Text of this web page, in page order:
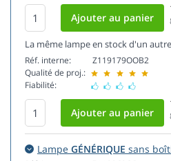
La même lampe en stock d'un
Réf. interne:
Qualité de proj.:
Fiabilité:
Z119179OOB2
Lampe GÉNÉRIQUE sans